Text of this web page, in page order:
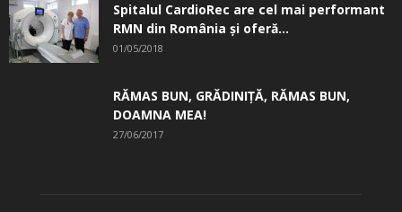
Spitalul CardioRec are cel mai performant
RMN din România și oferă...
01/05/2018
RĂMAS BUN, GRĂDINIŢĂ, ­RĂMAS BUN,
DOAMNA MEA!
27/06/2017